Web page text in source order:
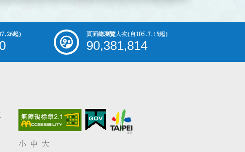
起) 頁面總瀏覽人次(自105.7.15起)
90,381,814
小 中 大